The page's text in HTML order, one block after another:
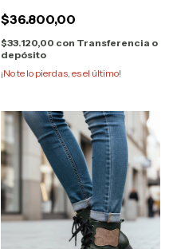
$36.800,00
$33.120,00 con Transferencia o
depósito
¡No te lo pierdas, es el último!